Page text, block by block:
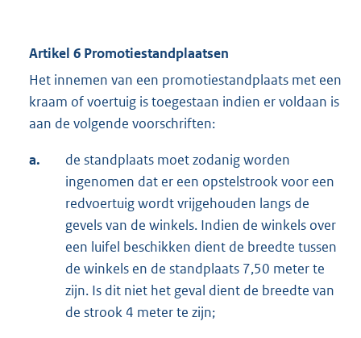
Artikel 6 Promotiestandplaatsen
Het innemen van een promotiestandplaats met een
kraam of voertuig is toegestaan indien er voldaan is
aan de volgende voorschriften:
a.
de standplaats moet zodanig worden
ingenomen dat er een opstelstrook voor een
redvoertuig wordt vrijgehouden langs de
gevels van de winkels. Indien de winkels over
een luifel beschikken dient de breedte tussen
de winkels en de standplaats 7,50 meter te
zijn. Is dit niet het geval dient de breedte van
de strook 4 meter te zijn;